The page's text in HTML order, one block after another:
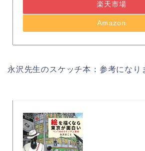
楽天市場
Amazon
永沢先生のスケッチ本：参考になり